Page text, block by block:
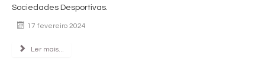
Sociedades Desportivas.
17 fevereiro 2024
Ler mais...